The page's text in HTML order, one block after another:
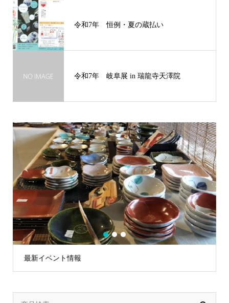
令和7年 恒例・夏の蔵払い
令和7年 岐阜展 in 瑞龍寺天澤院
最新イベント情報
1 2 3